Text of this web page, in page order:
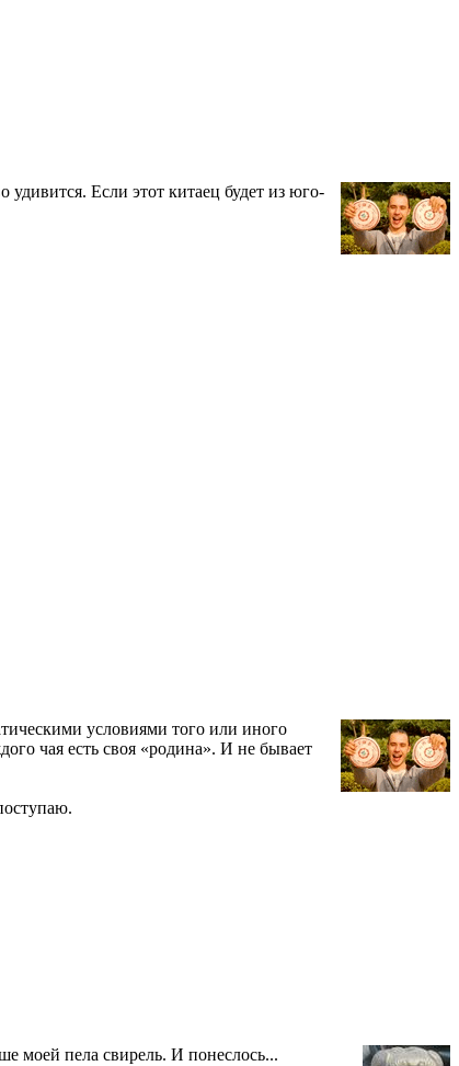
Если этот китаец будет из юго-
условиями того или иного
чая есть своя «родина». И не бывает
моей пела свирель. И понеслось...